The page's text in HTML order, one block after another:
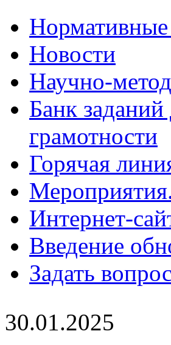
Новости
Научно-
Банк
грамотности
Горячая
Интернет-
Введение
Задать вопрос
30.01.2025